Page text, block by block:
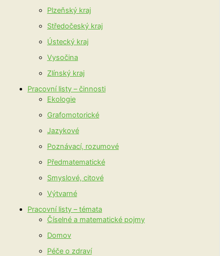
Plzeňský kraj
Středočeský kraj
Ústecký kraj
Vysočina
Zlínský kraj
Pracovní listy – činnosti
Ekologie
Grafomotorické
Jazykové
Poznávací, rozumové
Předmatematické
Smyslové, citové
Výtvarné
Pracovní listy – témata
Číselné a matematické pojmy
Domov
Péče o zdraví